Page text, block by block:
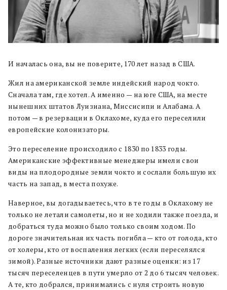
И началась она, вы не поверите, 170 лет назад в США.
Жил на американской земле индейский народ чокто.
Сначала там, где хотел. А именно — на юге США, на месте
нынешних штатов Луизиана, Миссисипи и Алабама. А
потом — в резервации в Оклахоме, куда его переселили
европейские колонизаторы.
Это переселение происходило с 1830 по 1833 годы.
Американские эффективные менеджеры имели свои
виды на плодородные земли чокто и сослали большую их
часть на запад, в места похуже.
Наверное, вы догадываетесь, что в те годы в Оклахому не
только не летали самолеты, но и не ходили также поезда, и
добраться туда можно было только своим ходом. По
дороге значительная их часть погибла — кто от голода, кто
от холеры, кто от воспаления легких (если переселялся
зимой). Разные источники дают разные оценки: из 17
тысяч переселенцев в пути умерло от 2 до 6 тысяч человек.
А те, кто добрался, принимались с нуля строить новую